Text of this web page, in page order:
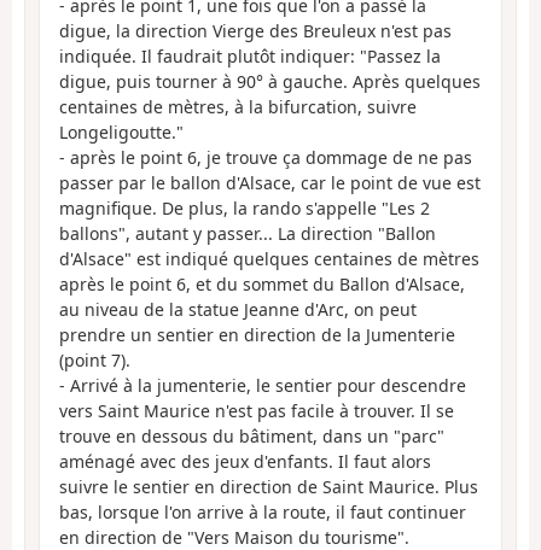
- après le point 1, une fois que l'on a passé la
digue, la direction Vierge des Breuleux n'est pas
indiquée. Il faudrait plutôt indiquer: "Passez la
digue, puis tourner à 90° à gauche. Après quelques
centaines de mètres, à la bifurcation, suivre
Longeligoutte."
- après le point 6, je trouve ça dommage de ne pas
passer par le ballon d'Alsace, car le point de vue est
magnifique. De plus, la rando s'appelle "Les 2
ballons", autant y passer... La direction "Ballon
d'Alsace" est indiqué quelques centaines de mètres
après le point 6, et du sommet du Ballon d'Alsace,
au niveau de la statue Jeanne d'Arc, on peut
prendre un sentier en direction de la Jumenterie
(point 7).
- Arrivé à la jumenterie, le sentier pour descendre
vers Saint Maurice n'est pas facile à trouver. Il se
trouve en dessous du bâtiment, dans un "parc"
aménagé avec des jeux d'enfants. Il faut alors
suivre le sentier en direction de Saint Maurice. Plus
bas, lorsque l'on arrive à la route, il faut continuer
en direction de "Vers Maison du tourisme".